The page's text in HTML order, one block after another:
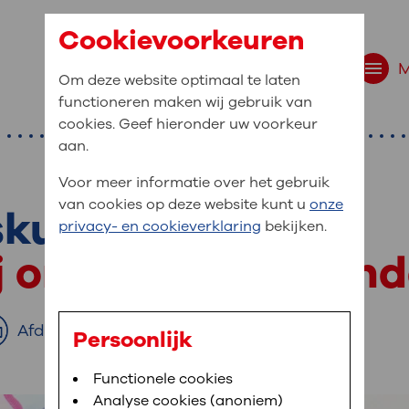
navigatie
bent u naar op
Bloedafname,MijnOLVG,Digitalisering
medische gegevens
In MijnOLVG kunt u uw medische
het u uitkomt. OLVG breidt MijnOLVG
in goede
Afdrukken
Cookievoorkeuren
Om deze website optimaal te laten
functioneren maken wij gebruik van
cookies. Geef hieronder uw voorkeur
aan.
Voor meer informatie over het gebruik
van cookies op deze website kunt u onze
privacy- en cookieverklaring bekijken.
Persoonlijk
Functionele cookies
Analyse cookies (anoniem)